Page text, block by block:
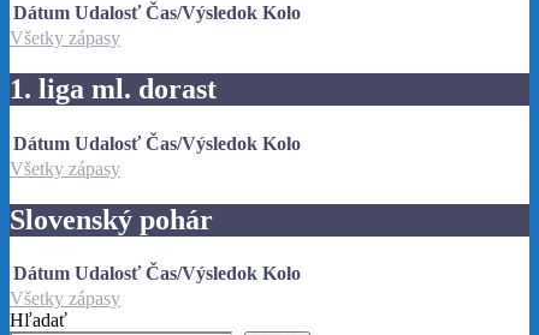
Dátum Udalosť Čas/Výsledok Kolo
Všetky zápasy
1. liga ml. dorast
Dátum Udalosť Čas/Výsledok Kolo
Všetky zápasy
Slovenský pohár
Dátum Udalosť Čas/Výsledok Kolo
Všetky zápasy
Hľadať